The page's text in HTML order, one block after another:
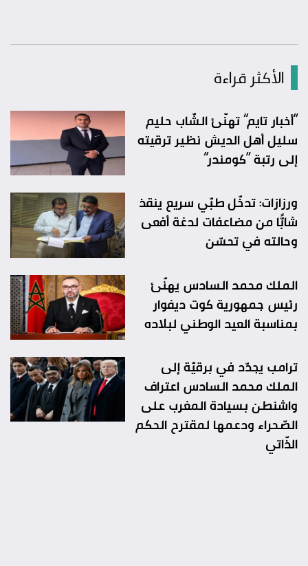
الأكثر قراءة
“أخبار تايم” تهنّئ الشّاب حليم
سليل أهل الديش نظير ترقيته
إلى رتبة “كومندر”
ورزازات: تدخّل طبّي سريع ينقذ
شابًّا من مضاعفات لدغة أفعى
وحالته في تحسّن
الملك محمد السادس يهنّئ
رئيس جمهورية كوت ديفوار
بمناسبة العيد الوطني لبلاده
ترامب يجدّد في برقيّة إلى
الملك محمد السادس اعتراف
واشنطن بسيادة المغرب على
الصّحراء ودعمها لمقترح الحكم
الذّاتي